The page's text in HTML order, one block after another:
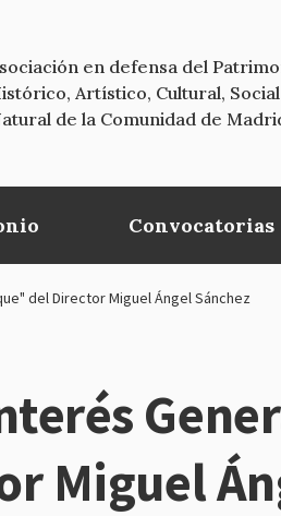
en defensa del
Artístico, Cultural,
de la Comunidad de
Convocatorias
del Director Miguel Ángel Sánchez
Miguel